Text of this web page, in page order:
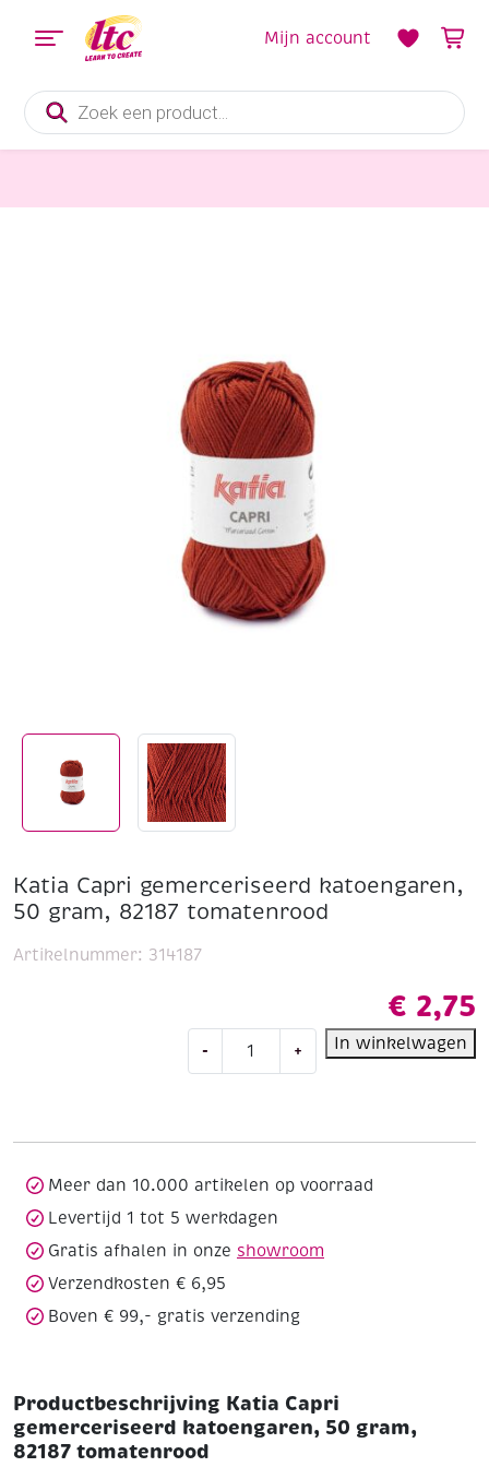
Producten
zoeken
Mijn account
Katia Capri gemerceriseerd katoengaren,
50 gram, 82187 tomatenrood
€ 2,75
-
82187
+ In winkelwagen
Artikelnummer: 314187
Meer dan 10.000 artikelen op voorraad
Levertijd 1 tot 5 werkdagen
Gratis afhalen in onze showroom
Verzendkosten € 6,95
Boven € 99,- gratis verzending
Productbeschrijving Katia Capri
gemerceriseerd katoengaren, 50 gram,
82187 tomatenrood